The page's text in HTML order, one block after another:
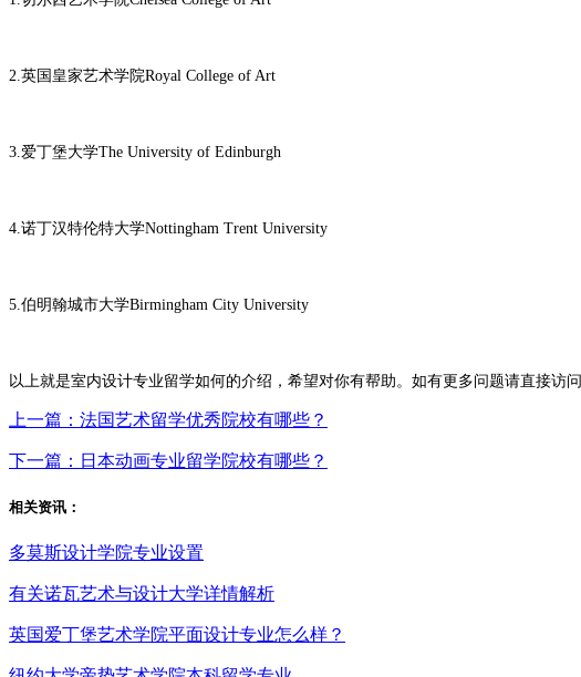
2.英国皇家艺术学院Royal College of Art
3.爱丁堡大学The University of Edinburgh
4.诺丁汉特伦特大学Nottingham Trent University
5.伯明翰城市大学Birmingham City University
以上就是室内设计专业留学如何的介绍，希望对你有帮助。如有更多问题请直接访问
上一篇：法国艺术留学优秀院校有哪些？
下一篇：日本动画专业留学院校有哪些？
相关资讯：
多莫斯设计学院专业设置
有关诺瓦艺术与设计大学详情解析
英国爱丁堡艺术学院平面设计专业怎么样？